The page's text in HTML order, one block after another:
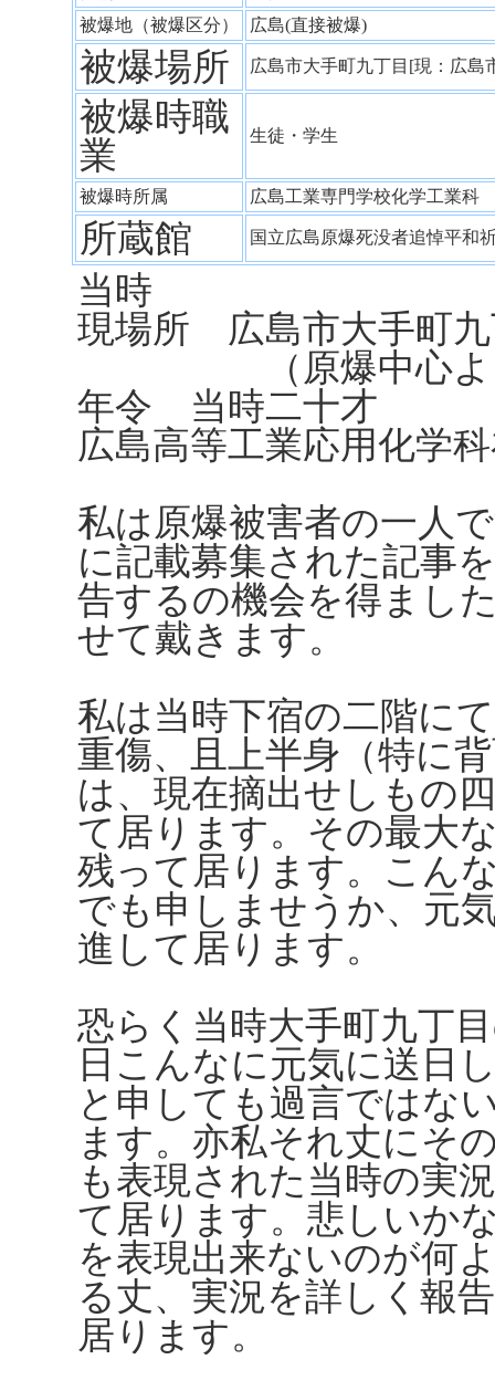
被爆地（被爆区分）
広島(直接被爆)
被爆場所 広島市大手町九丁目[現：広
被爆時職
業
生徒・学生
被爆時所属 広島工業専門学校化学工業
所蔵館 国立広島原爆死没者追悼平
当時
現場所 広島市大手町
（原爆中心より
年令 当時二十才
広島高等工業応用化学
私は原爆被害者の一人
に記載募集された記事
告するの機会を得まし
せて戴きます。
私は当時下宿の二階に
重傷、且上半身（特に
は、現在摘出せしもの
て居ります。その最大
残って居ります。こん
でも申しませうか、元
進して居ります。
恐らく当時大手町九丁
日こんなに元気に送日
と申しても過言ではな
ます。亦私それ丈にそ
も表現された当時の実
て居ります。悲しいか
を表現出来ないのが何
る丈、実況を詳しく報
居ります。